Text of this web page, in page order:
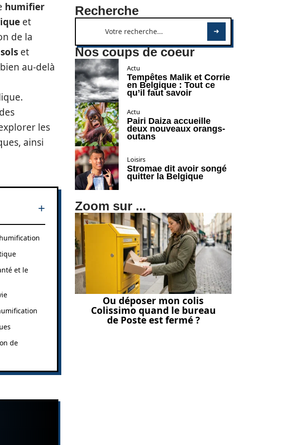
humifier
et
de la
sols et
au-delà
les
ainsi
et le
de
Recherche
Nos coups de coeur
Actu
Tempêtes Malik et Corrie
en Belgique : Tout ce
qu’il faut savoir
Actu
Pairi Daiza accueille
deux nouveaux orangs-
outans
Loisirs
Stromae dit avoir songé
quitter la Belgique
Zoom sur ...
Ou déposer mon colis
Colissimo quand le bureau
de Poste est fermé ?